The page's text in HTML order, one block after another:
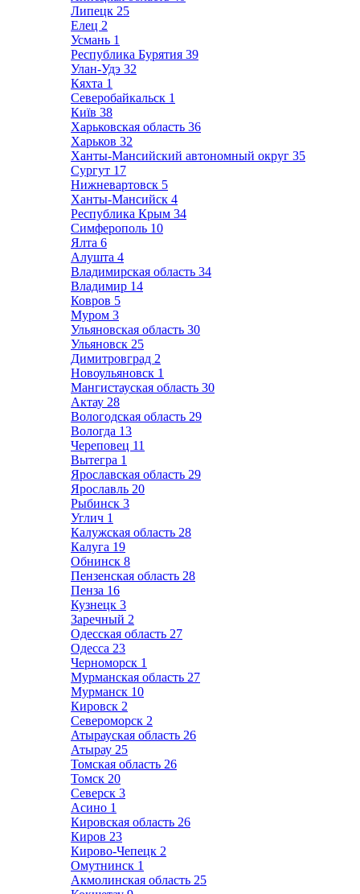
Липецк 25
Елец 2
Усмань 1
Республика Бурятия 39
Улан-Удэ 32
Кяхта 1
Северобайкальск 1
Київ 38
Харьковская область 36
Харьков 32
Ханты-Мансийский автономный округ 35
Сургут 17
Нижневартовск 5
Ханты-Мансийск 4
Республика Крым 34
Симферополь 10
Ялта 6
Алушта 4
Владимирская область 34
Владимир 14
Ковров 5
Муром 3
Ульяновская область 30
Ульяновск 25
Димитровград 2
Новоульяновск 1
Мангистауская область 30
Актау 28
Вологодская область 29
Вологда 13
Череповец 11
Вытегра 1
Ярославская область 29
Ярославль 20
Рыбинск 3
Углич 1
Калужская область 28
Калуга 19
Обнинск 8
Пензенская область 28
Пенза 16
Кузнецк 3
Заречный 2
Одесская область 27
Одесса 23
Черноморск 1
Мурманская область 27
Мурманск 10
Кировск 2
Североморск 2
Атырауская область 26
Атырау 25
Томская область 26
Томск 20
Северск 3
Асино 1
Кировская область 26
Киров 23
Кирово-Чепецк 2
Омутнинск 1
Акмолинская область 25